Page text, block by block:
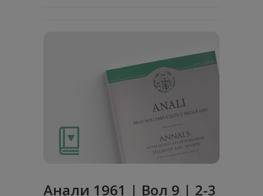
Анaли 1961 | Вол 9 | 2-3